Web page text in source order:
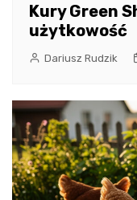
Kury Green
użytkowość
Dariusz Rudzik